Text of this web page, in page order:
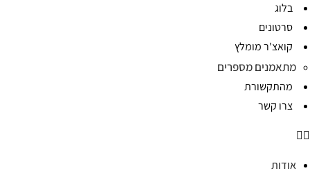
בלוג
סרטונים
קואצ'ר מומלץ
מתאמנים מספרים
מהתקשורת
צרו קשר
אודות